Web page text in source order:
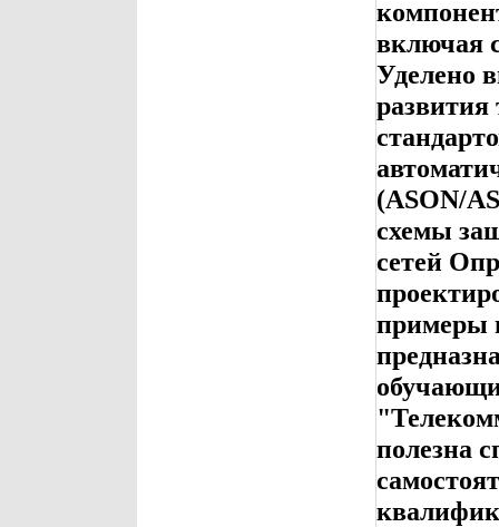
включая
Уделено
развития
(ASON/
схемы
сетей
примеры
полезна